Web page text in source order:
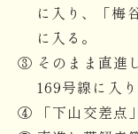
に入り、「梅
に入る。
③ そのまま直進
169号線に入
④ 「下山交差点